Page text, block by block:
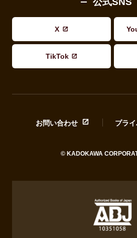
X
TikTok
お問い合わせ プラ
© KADOKAWA